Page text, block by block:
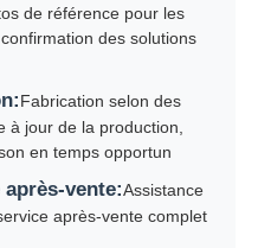
de référence pour les
des solutions
Fabrication selon des
à jour de la production,
en temps opportun
vente:Assistance
après-vente complet